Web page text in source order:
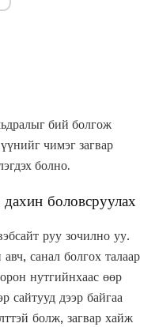
бий болгож
чимэг загвар
болно.
боловсруулах
руу зочилно уу.
авч, санал болгох талаар
нутгийнхаас өөр
сайтууд дээр байгаа
болж, загвар хайж